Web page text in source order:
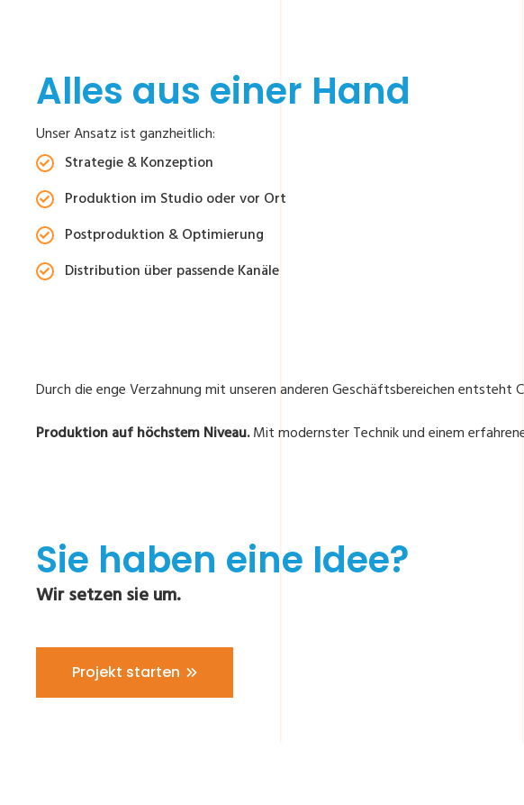
Alles aus einer Hand
Unser Ansatz ist ganzheitlich:
Strategie & Konzeption
Produktion im Studio oder vor Ort
Postproduktion & Optimierung
Distribution über passende Kanäle
Durch die enge Verzahnung mit unseren anderen Geschäftsbereichen
Produktion auf höchstem Niveau.Mit modernster Technik und einem
Sie haben eine Idee?
Wir setzen sie um.
Projekt starten